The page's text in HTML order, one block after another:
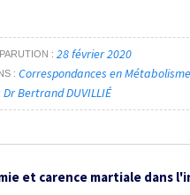
28 février 2020
Correspondances en
Dr Bertrand DUVILLIÉ
et carence martiale dans